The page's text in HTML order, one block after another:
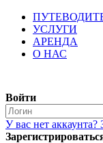
УСЛУГИ
АРЕНДА
О НАС
Войти
У вас нет аккаунта?